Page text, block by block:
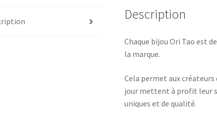
Description
Chaque bijou Ori Tao est
la marque.
Cela permet aux créateurs
jour mettent à profit leur
uniques et de qualité.